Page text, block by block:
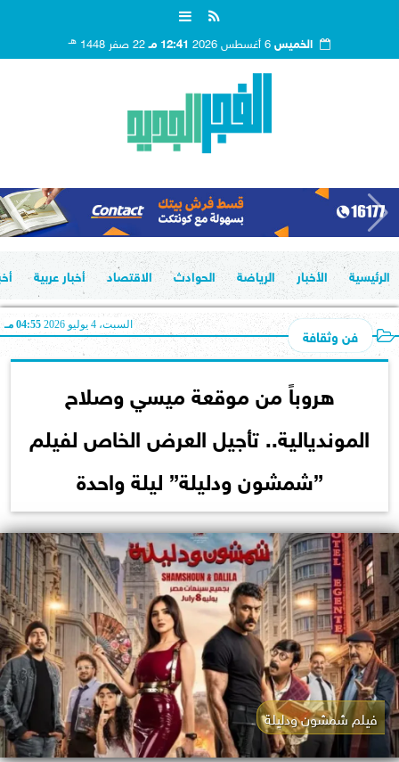
الخميس 12:41 مـ 22 صفر 1448 هـ
الرئيسية الأخبار الرياضة الحوادث الاقتصاد أخبار عربية
فن وثقافة السبت، 4 يوليو 2026 04:55 مـ
هروباً من موقعة ميسي وصلاح
المونديالية.. تأجيل العرض الخاص لفيلم
”شمشون ودليلة” ليلة واحدة
فيلم شمشون ودليلة